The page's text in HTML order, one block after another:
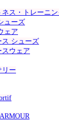
ネス・トレーニ
ューズ
ェア
ス シューズ
スウェア
リー